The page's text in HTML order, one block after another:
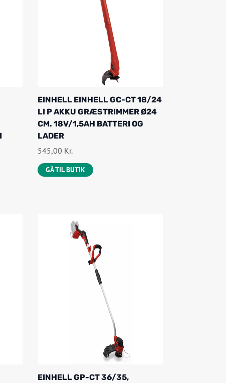
EINHELL EINHELL GC-CT 18/24
LI P AKKU GRÆSTRIMMER Ø24
CM. 18V/1,5AH BATTERI OG
LADER
545,00 Kr.
GÅ TIL BUTIK
EINHELL GP-CT 36/35,